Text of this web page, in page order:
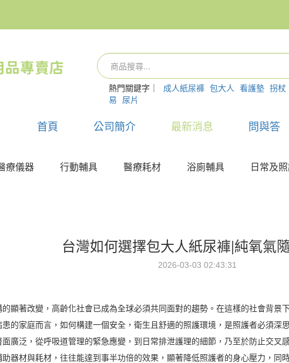
熱門關鍵字｜ 成人紙尿褲 包大人 看護墊 拐杖
易 尿片
首頁 公司簡介 最新消息 問與答
療儀器 行動輔具 醫療耗材 浴廁輔具 日常及
台灣如何選擇包大人紙尿褲|純氧氣
2026-03-03 02:43:31
顯著改變，高齡化社會已成為全球必須共同面對的趨勢。在這樣的社會背景
的家庭而言，如何構建一個安全，衛生且舒適的照護環境，是照護者必須
廣泛，從呼吸道管理的緊急應變，到日常排泄護理的細節，乃至於防止交
器材與耗材，往往能達到事半功倍的效果，顯著降低照護者的身心壓力，同